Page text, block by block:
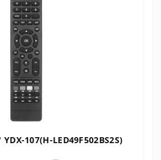
107(H-LED49F502BS2S)